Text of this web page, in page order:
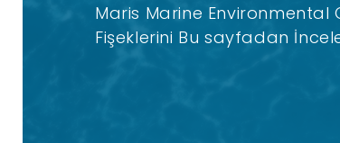
Maris Marine
Fişeklerini Bu sayfadan